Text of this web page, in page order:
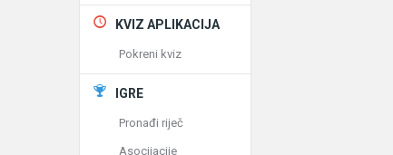
KVIZ APLIKACIJA
Pokreni kviz
IGRE
Pronađi riječ
Asocijacije